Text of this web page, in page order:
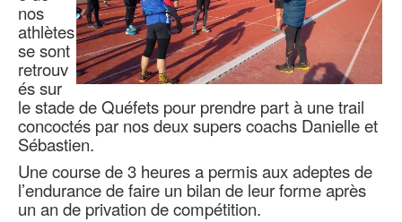
nos
athlètes
se sont
retrouv
és sur
le stade de Quéfets pour prendre part à une trail
concoctés par nos deux supers coachs Danielle et
Sébastien.
Une course de 3 heures a permis aux adeptes de
l’endurance de faire un bilan de leur forme après
un an de privation de compétition.